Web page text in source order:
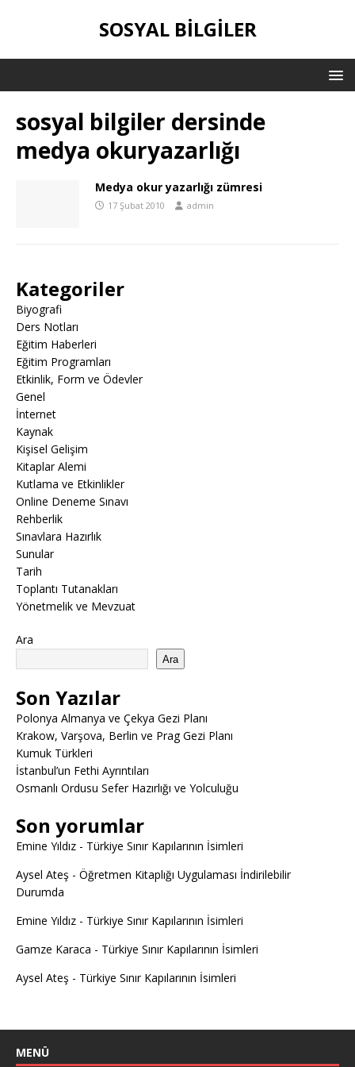
SOSYAL BILGILER
sosyal bilgiler dersinde
medya okuryazarlığı
Medya okur yazarlığı zümresi
17 Şubat 2010 admin
Kategoriler
Biyografi
Ders Notları
Eğitim Haberleri
Eğitim Programları
Etkinlik, Form ve Ödevler
Genel
İnternet
Kaynak
Kişisel Gelişim
Kitaplar Alemi
Kutlama ve Etkinlikler
Online Deneme Sınavı
Rehberlik
Sınavlara Hazırlık
Sunular
Tarih
Toplantı Tutanakları
Yönetmelik ve Mevzuat
Ara
Ara
Son Yazılar
Polonya Almanya ve Çekya Gezi Planı
Krakow, Varşova, Berlin ve Prag Gezi Planı
Kumuk Türkleri
İstanbul’un Fethi Ayrıntıları
Osmanlı Ordusu Sefer Hazırlığı ve Yolculuğu
Son yorumlar
Emine Yıldız - Türkiye Sınır Kapılarının İsimleri
Aysel Ateş - Öğretmen Kitaplığı Uygulaması İndirilebilir
Durumda
Emine Yıldız - Türkiye Sınır Kapılarının İsimleri
Gamze Karaca - Türkiye Sınır Kapılarının İsimleri
Aysel Ateş - Türkiye Sınır Kapılarının İsimleri
MENÜ